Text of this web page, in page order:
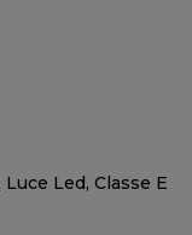
Led, Classe E